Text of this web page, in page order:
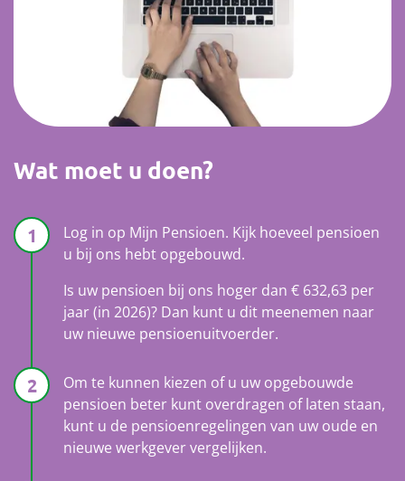
Wat moet u doen?
Log in op Mijn Pensioen. Kijk hoeveel pensioen
u bij ons hebt opgebouwd.
Is uw pensioen bij ons hoger dan € 632,63 per
jaar (in 2026)? Dan kunt u dit meenemen naar
uw nieuwe pensioenuitvoerder.
Om te kunnen kiezen of u uw opgebouwde
pensioen beter kunt overdragen of laten staan,
kunt u de pensioenregelingen van uw oude en
nieuwe werkgever vergelijken.